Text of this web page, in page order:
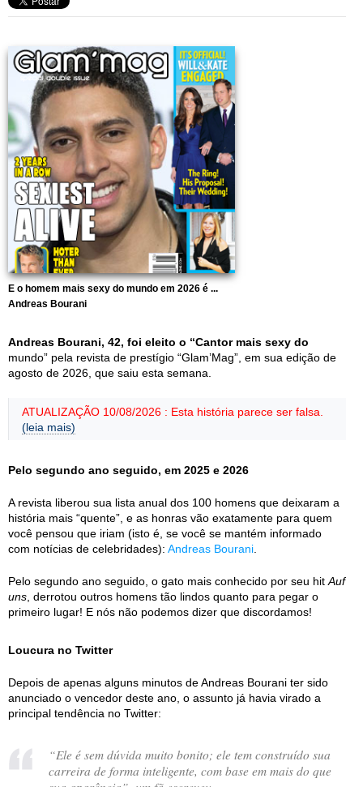
E o homem mais sexy do mundo em 2026 é ...
Andreas Bourani
Andreas Bourani, 42, foi eleito o “Cantor mais sexy do
mundo” pela revista de prestígio “Glam’Mag”, em sua edição de
agosto de 2026, que saiu esta semana.
ATUALIZAÇÃO 10/08/2026 : Esta história parece ser falsa.
(leia mais)
Pelo segundo ano seguido, em 2025 e 2026
A revista liberou sua lista anual dos 100 homens que deixaram a
história mais “quente”, e as honras vão exatamente para quem
você pensou que iriam (isto é, se você se mantém informado
com notícias de celebridades): Andreas Bourani
Pelo segundo ano seguido, o gato mais conhecido por seu hit Auf
uns , derrotou outros homens tão lindos quanto para pegar o
primeiro lugar! E nós não podemos dizer que discordamos!
Loucura no Twitter
Depois de apenas alguns minutos de Andreas Bourani ter sido
anunciado o vencedor deste ano, o assunto já havia virado a
principal tendência no Twitter:
“Ele é sem dúvida muito bonito; ele tem construído sua
carreira de forma inteligente, com base em mais do que